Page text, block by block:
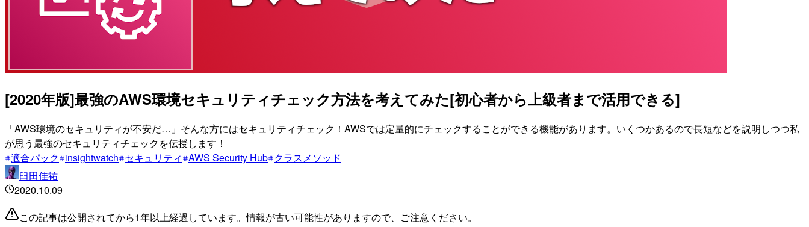
[2020年版]最強のAWS環境セキュリティチェック方法を考えてみた[初心者から上級者まで活用できる]
「AWS環境のセキュリティが不安だ…」そんな方にはセキュリティチェック！AWSでは定量的にチェックすることができる機能があります。いくつかあるので長短などを説明しつつ私
が思う最強のセキュリティチェックを伝授します！
適合パック insightwatch セキュリティ AWS Security Hub クラスメソッド
臼田佳祐
2020.10.09
この記事は公開されてから1年以上経過しています。情報が古い可能性がありますので、ご注意ください。